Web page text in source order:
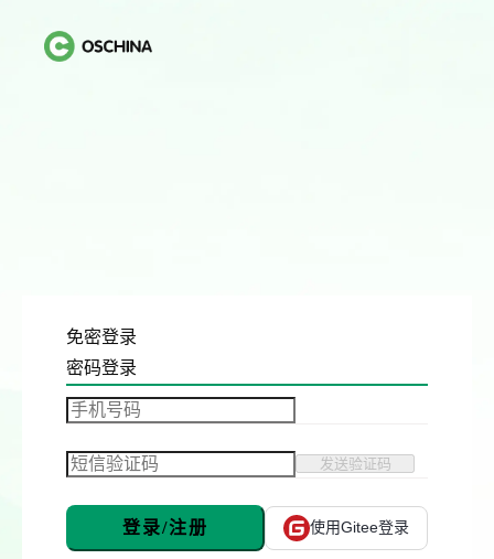
免密登录
密码登录
发送验证码
登录/注册 使用Gitee登录